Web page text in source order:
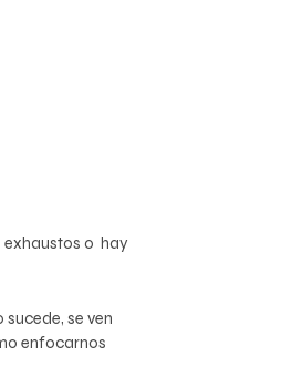
exhaustos o hay
se ven
enfocarnos